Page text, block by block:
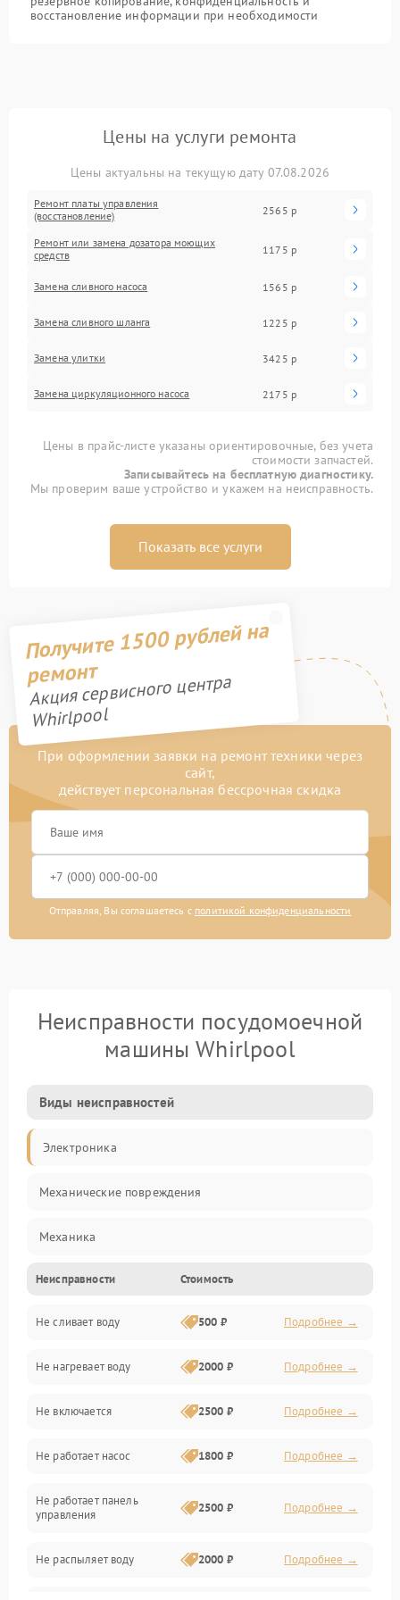
восстановление информации при необходимости
Цены на услуги ремонта
Цены актуальны на текущую дату 07.08.2026
Ремонт платы управления
(восстановление)
2565 р
Ремонт или замена дозатора моющих
средств
1175 р
Замена сливного насоса 1565 р
Замена сливного шланга 1225 р
Замена улитки 3425 р
Замена циркуляционного насоса 2175 р
Цены в прайс-листе указаны ориентировочные, без учета
стоимости запчастей.
Записывайтесь на бесплатную диагностику.
Мы проверим ваше устройство и укажем на неисправность.
Показать все услуги
Получите 1500 рублей на
ремонт
Акция сервисного центра
Whirlpool
При оформлении заявки на ремонт техники через
сайт,
действует персональная бессрочная скидка
Отправляя, Вы соглашаетесь с политикой конфиденциальности
Неисправности посудомоечной
машины Whirlpool
Виды неисправностей
Электроника
Механические повреждения
Механика
Управление
Электропитание
Датчики
Нагрев
Вода
Гигиена
Программное обеспечение
Неисправности Стоимость
Не сливает воду 500 ₽ Подробнее →
Не нагревает воду 2000 ₽ Подробнее →
Не включается 2500 ₽ Подробнее →
Не работает насос 1800 ₽ Подробнее →
Не работает панель
управления
2500 ₽ Подробнее →
Не распыляет воду 2000 ₽ Подробнее →